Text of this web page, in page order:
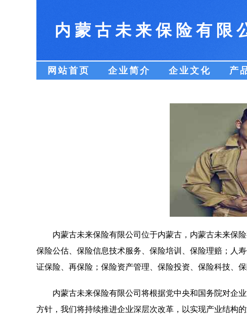
内蒙古未来保险有限
网站首页 企业简介 企业文化 产
内蒙古未来保险有限公司位于内蒙古，内蒙古未来保
保险公估、保险信息技术服务、保险培训、保险理赔；人
证保险、再保险；保险资产管理、保险投资、保险科技、
内蒙古未来保险有限公司将根据党中央和国务院对企
方针，我们将持续推进企业深层次改革，以实现产业结构